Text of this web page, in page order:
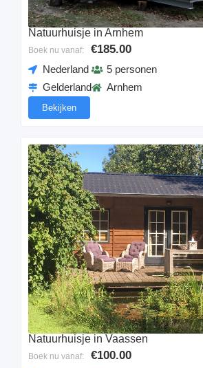
Natuurhuisje in Arnhem
Boek nu vanaf: €185.00
Nederland
Gelderland
5 personen
Arnhem
Bekijken
Natuurhuisje in Vaassen
Boek nu vanaf: €100.00